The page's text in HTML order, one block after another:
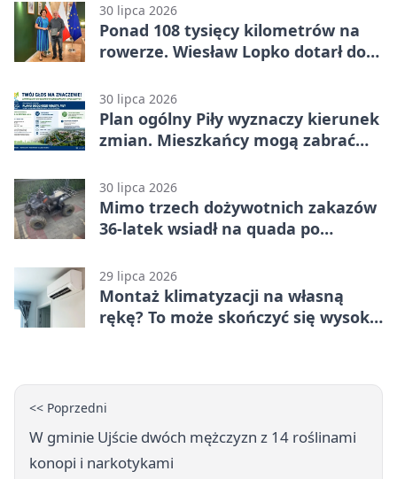
30 lipca 2026
Ponad 108 tysięcy kilometrów na
rowerze. Wiesław Lopko dotarł do
30 lipca 2026
Plan ogólny Piły wyznaczy kierunek
zmian. Mieszkańcy mogą zabrać
30 lipca 2026
Mimo trzech dożywotnich zakazów
36-latek wsiadł na quada po
29 lipca 2026
Montaż klimatyzacji na własną
rękę? To może skończyć się wysoką
<< Poprzedni
W gminie Ujście dwóch mężczyzn z 14 roślinami
konopi i narkotykami